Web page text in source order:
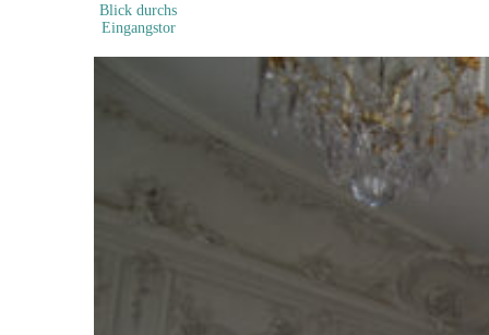
Blick durchs
Eingangstor